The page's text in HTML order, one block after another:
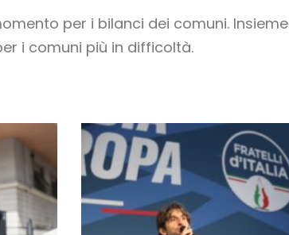
per i bilanci dei comuni. Insieme
i comuni più in difficoltà.